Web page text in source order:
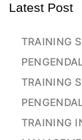
Latest Post
TRAINING
TRAINING
TRAINING